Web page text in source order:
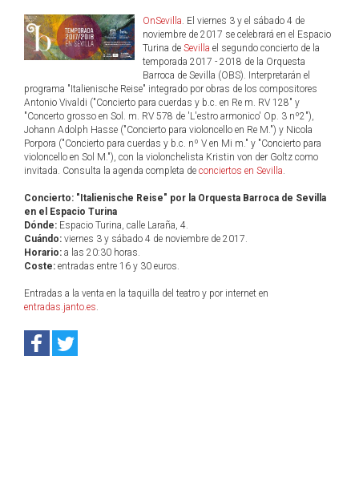
OnSevilla. El viernes 3 y el sábado 4 de
noviembre de 2017 se celebrará en el Espacio
Turina de Sevilla el segundo concierto de la
temporada 2017 - 2018 de la Orquesta
Barroca de Sevilla (OBS). Interpretarán el
programa "Italienische Reise" integrado por obras de los compositores
Antonio Vivaldi ("Concierto para cuerdas y b.c. en Re m. RV 128" y
"Concerto grosso en Sol. m. RV 578 de 'L'estro armonico' Op. 3 nº2"),
Johann Adolph Hasse ("Concierto para violoncello en Re M.") y Nicola
Porpora ("Concierto para cuerdas y b.c. nº V en Mi m." y "Concierto para
violoncello en Sol M."), con la violonchelista Kristin von der Goltz como
invitada. Consulta la agenda completa de conciertos en Sevilla.
Concierto: "Italienische Reise" por la Orquesta Barroca de Sevilla
en el Espacio Turina
Dónde: Espacio Turina, calle Laraña, 4.
Cuándo: viernes 3 y sábado 4 de noviembre de 2017.
Horario: a las 20:30 horas.
Coste: entradas entre 16 y 30 euros.
Entradas a la venta en la taquilla del teatro y por internet en
entradas.janto.es.